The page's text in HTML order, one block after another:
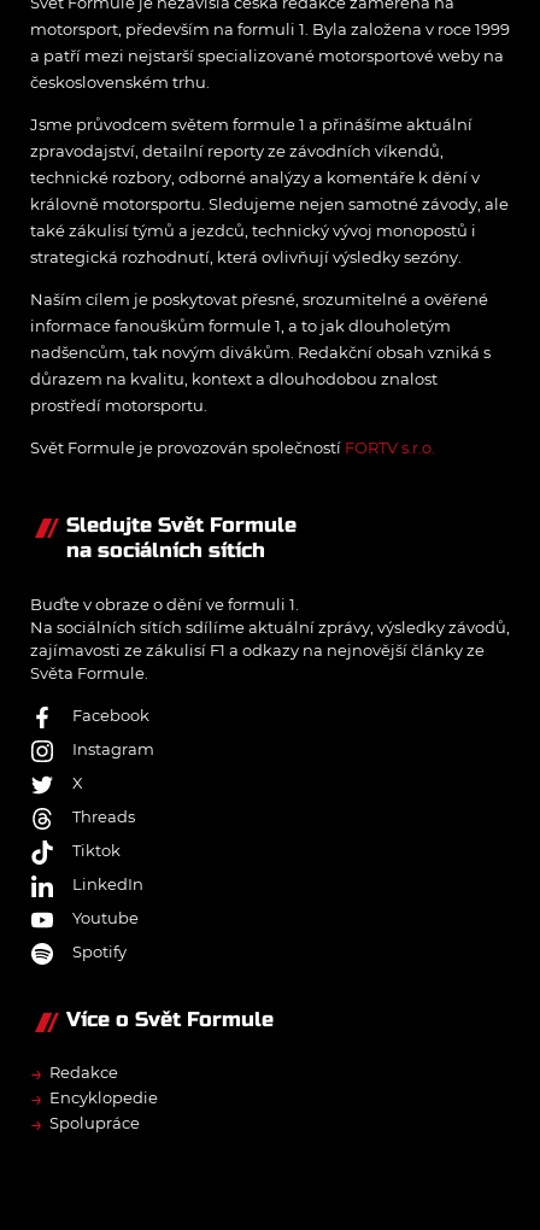
motorsport, především na formuli 1. Byla založena v roce 1999
a patří mezi nejstarší specializované motorsportové weby na
československém trhu.
Jsme průvodcem světem formule 1 a přinášíme aktuální
zpravodajství, detailní reporty ze závodních víkendů,
technické rozbory, odborné analýzy a komentáře k dění v
královně motorsportu. Sledujeme nejen samotné závody, ale
také zákulisí týmů a jezdců, technický vývoj monopostů i
strategická rozhodnutí, která ovlivňují výsledky sezóny.
Naším cílem je poskytovat přesné, srozumitelné a ověřené
informace fanouškům formule 1, a to jak dlouholetým
nadšencům, tak novým divákům. Redakční obsah vzniká s
důrazem na kvalitu, kontext a dlouhodobou znalost
prostředí motorsportu.
Svět Formule je provozován společností FORTV s.r.o.
Sledujte Svět Formule
na sociálních sítích
Buďte v obraze o dění ve formuli 1.
Na sociálních sítích sdílíme aktuální zprávy, výsledky závodů,
zajímavosti ze zákulisí F1 a odkazy na nejnovější články ze
Světa Formule.
Facebook
Instagram
X
Threads
Tiktok
LinkedIn
Youtube
Spotify
Více o Svět Formule
→ Redakce
→ Encyklopedie
→ Spolupráce